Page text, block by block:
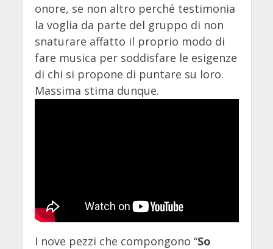
onore, se non altro perché testimonia
la voglia da parte del gruppo di non
snaturare affatto il proprio modo di
fare musica per soddisfare le esigenze
di chi si propone di puntare su loro.
Massima stima dunque.
I nove pezzi che compongono “So